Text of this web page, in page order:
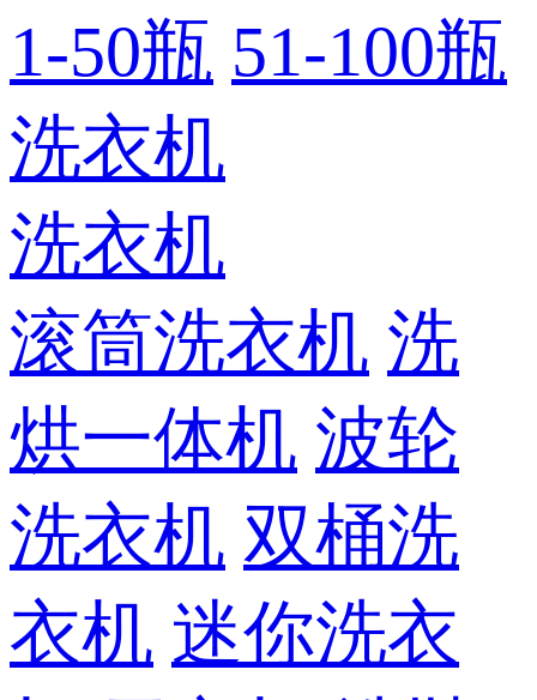
1-50瓶 51-100瓶
洗衣机
洗衣机
滚筒洗衣机 洗
烘一体机 波轮
洗衣机 双桶洗
衣机 迷你洗衣